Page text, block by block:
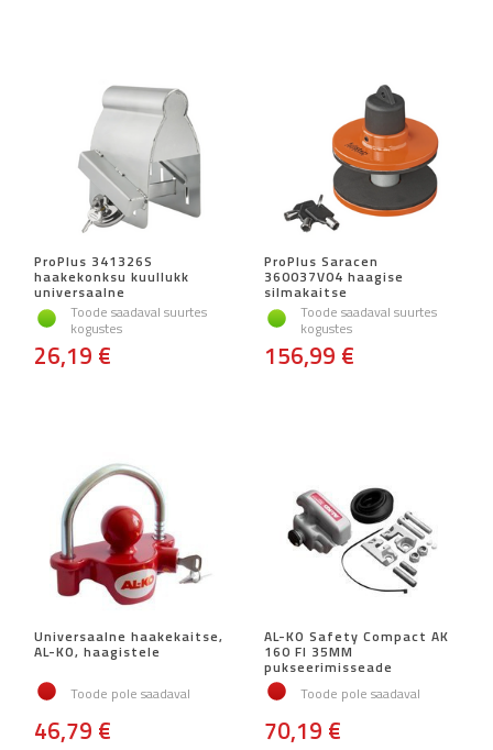
ProPlus 341326S
haakekonksu kuullukk
universaalne
Toode saadaval suurtes
kogustes
26,19 €
ProPlus Saracen
360037V04 haagise
silmakaitse
Toode saadaval suurtes
kogustes
156,99 €
Universaalne haakekaitse,
AL-KO, haagistele
Toode pole saadaval
46,79 €
AL-KO Safety Compact AK
160 FI 35MM
pukseerimisseade
Toode pole saadaval
70,19 €